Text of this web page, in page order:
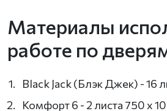
Материалы
работе по
Black Jack (Блэк Джек) - 16
Комфорт 6 - 2 листа 750 х